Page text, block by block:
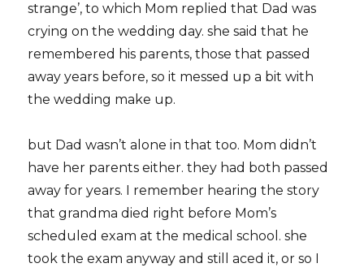
strange’, to which Mom replied that Dad was
crying on the wedding day. she said that he
remembered his parents, those that passed
away years before, so it messed up a bit with
the wedding make up.
but Dad wasn’t alone in that too. Mom didn’t
have her parents either. they had both passed
away for years. I remember hearing the story
that grandma died right before Mom’s
scheduled exam at the medical school. she
took the exam anyway and still aced it, or so I